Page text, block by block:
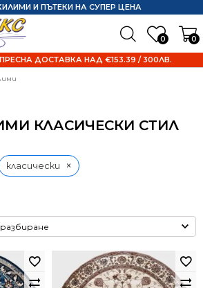
0 0
И ПЪТЕКИ НА СУПЕР ЦЕНА
ДОСТАВКА НАД €153.39 / 300ЛВ.
КЛАСИЧЕСКИ СТИЛ
класически ×